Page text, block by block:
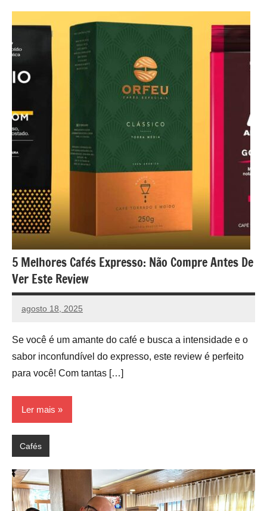
5 Melhores Cafés Expresso: Não Compre Antes De
Ver Este Review
agosto 18, 2025
vih.santoss@gmail.com
Nenhum
Se você é um amante do café e busca a intensidade e o
sabor inconfundível do expresso, este review é perfeito
para você! Com tantas […]
Ler mais
Cafés